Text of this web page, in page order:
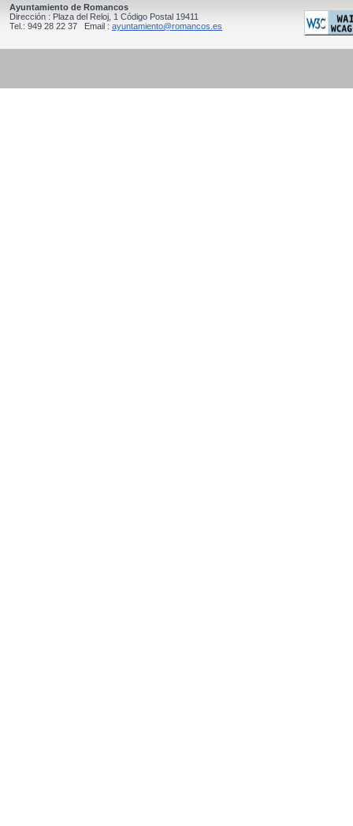
Ayuntamiento de Romancos
Dirección : Plaza del Reloj, 1 Código Postal 19411
Tel.: 949 28 22 37 Email : ayuntamiento@romancos.es